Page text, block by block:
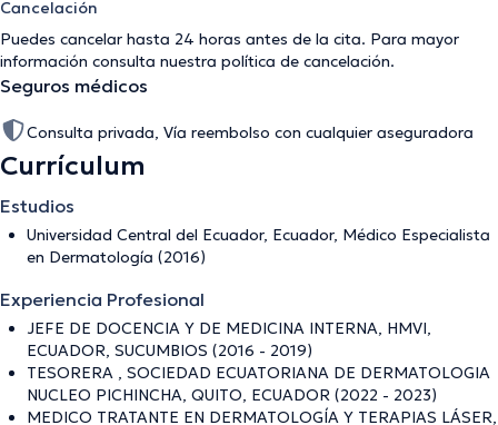
Cancelación
Puedes cancelar hasta 24 horas antes de la cita. Para mayor
información consulta nuestra política de cancelación.
Seguros médicos
Consulta privada, Vía reembolso con cualquier aseguradora
Currículum
Estudios
Universidad Central del Ecuador, Ecuador, Médico Especialista
en Dermatología (2016)
Experiencia Profesional
JEFE DE DOCENCIA Y DE MEDICINA INTERNA, HMVI,
ECUADOR, SUCUMBIOS (2016 - 2019)
TESORERA , SOCIEDAD ECUATORIANA DE DERMATOLOGIA
NUCLEO PICHINCHA, QUITO, ECUADOR (2022 - 2023)
MEDICO TRATANTE EN DERMATOLOGÍA Y TERAPIAS LÁSER,